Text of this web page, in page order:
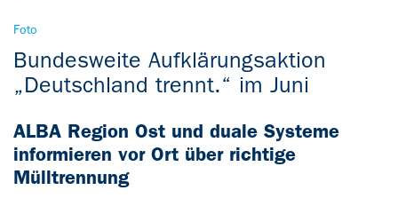
Foto
Bundesweite Aufklärungsaktion
„Deutschland trennt.“ im Juni
ALBA Region Ost und duale Systeme
informieren vor Ort über richtige
Mülltrennung